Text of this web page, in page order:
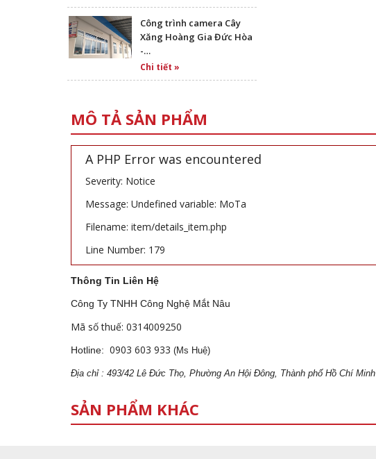
Công trình camera Cây
Xăng Hoàng Gia Đức Hòa
-…
Chi tiết »
MÔ TẢ SẢN PHẨM
A PHP Error was encountered
Severity: Notice
Message: Undefined variable: MoTa
Filename: item/details_item.php
Line Number: 179
Thông Tin Liên Hệ
Công Ty TNHH Công Nghệ Mắt Nâu
Mã số thuế: 0314009250
Hotline: 0903 603 933 (Ms Huệ)
Địa chỉ : 493/42 Lê Đức Thọ, Phường An Hội Đông, Thành phố Hồ Chí Minh
SẢN PHẨM KHÁC